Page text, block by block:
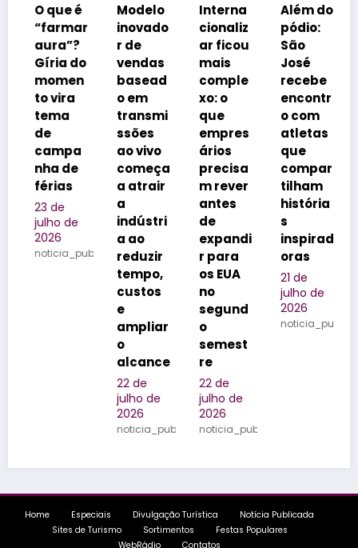
do
Modelo
inovado
r de
vendas
basead
o em
transmi
ao vivo
começa
a atrair
indústri
reduzir
ampliar
alcance
noticia_publicada
Interna
cionaliz
ar ficou
mais
comple
que
empres
ários
precisa
m rever
de
expandi
r para
os EUA
no
segund
o
re
julho de
noticia_publicada
Além do
pódio:
São
recebe
encontr
atletas
compar
tilham
história
inspirad
oras
21 de
2026
noticia_publicada
ão
Chef’s
nce
com
ao
e
chef
Serra
ense
Home Especiais Divulgação Turística
Notícia Publicada
Sites de Turismo
Sortimentos
Festas Populares
WebRádio
Contatos